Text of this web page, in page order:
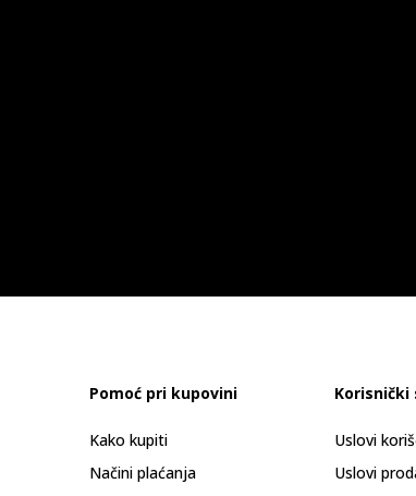
Pomoć pri kupovini
Kako kupiti
Načini plaćanja
Korisnički
Uslovi
Uslovi